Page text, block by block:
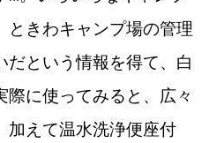
ときわキャンプ場の管理
という情報を得て、白
に使ってみると、広々
加えて温水洗浄便座付